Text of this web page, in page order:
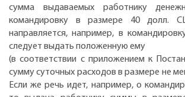
сумма выдаваемых работнику
командировку в размере 40 долл.
направляется, например, в
следует выдать положенную ему
(в соответствии с приложением к
сумму суточных расходов в размере не
Если же речь идет, например, о